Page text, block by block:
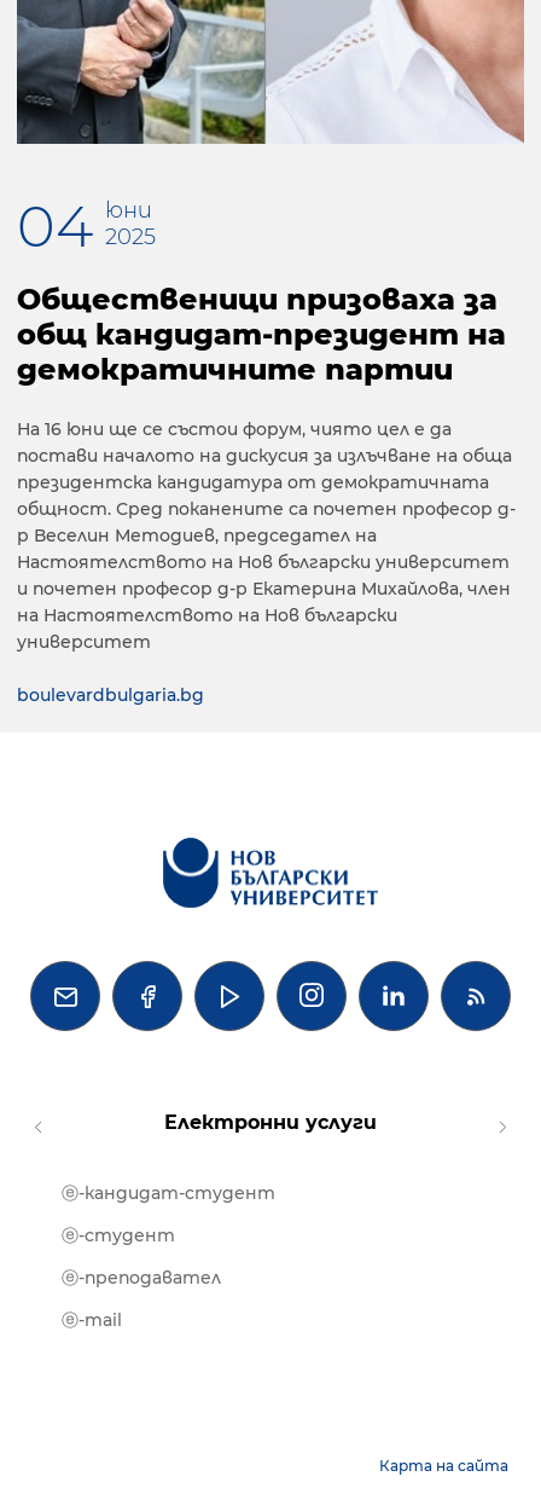
04 юни
2025
Общественици призоваха за
общ кандидат-президент на
демократичните партии
На 16 юни ще се състои форум, чиято цел е да
постави началото на дискусия за излъчване на обща
президентска кандидатура от демократичната
общност. Сред поканените са почетен професор д-
р Веселин Методиев, председател на
Настоятелството на Нов български университет
и почетен професор д-р Екатерина Михайлова, член
на Настоятелството на Нов български
университет
boulevardbulgaria.bg
   
Електронни услуги
ⓔ-кандидат-студент
ⓔ-студент
ⓔ-преподавател
ⓔ-mail
Карта на сайта